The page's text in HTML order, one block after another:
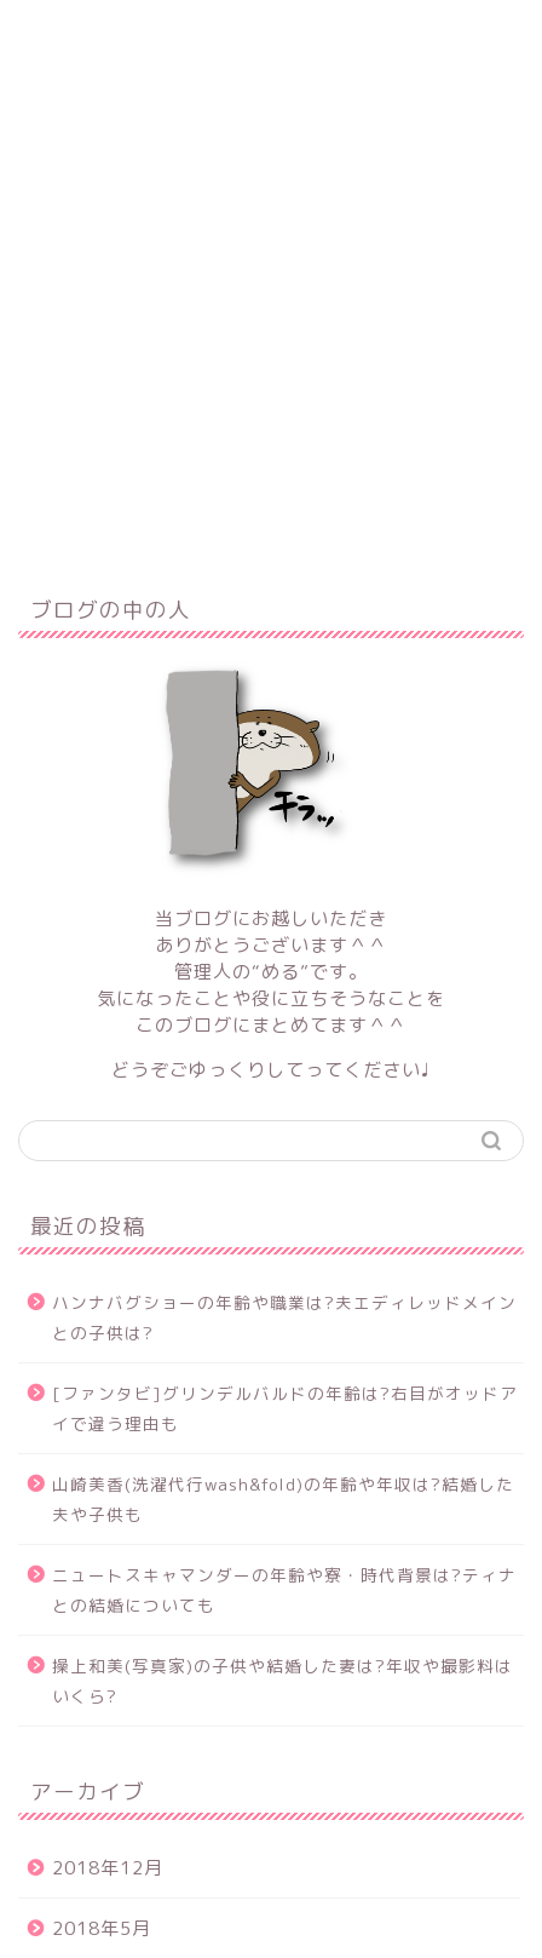
ブログの中の人
当ブログにお越しいただき
ありがとうございます＾＾
管理人の“める”です。
気になったことや役に立ちそうなことを
このブログにまとめてます＾＾
どうぞごゆっくりしてってください♩
最近の投稿
ハンナバグショーの年齢や職業は?夫エディレッドメイン
との子供は?
[ファンタビ]グリンデルバルドの年齢は?右目がオッドア
イで違う理由も
山崎美香(洗濯代行wash&fold)の年齢や年収は?結婚した
夫や子供も
ニュートスキャマンダーの年齢や寮・時代背景は?ティナ
との結婚についても
操上和美(写真家)の子供や結婚した妻は?年収や撮影料は
いくら?
アーカイブ
2018年12月
2018年5月